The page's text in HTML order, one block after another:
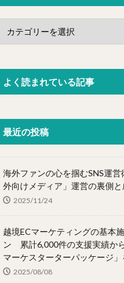
よく読まれている記事
最近の投稿
海外ファンの心を掴むSNS運
外向けメディア」運営の裏側と
2025/11/24
越境ECマーケティングの基本
ン 累計6,000件の支援実績か
マーケスターターパッケージ」
2025/08/08